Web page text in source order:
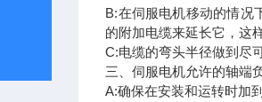
B:在伺服电机移动的情况
的附加电缆来延长它，这
C:电缆的弯头半径做到尽
三、伺服电机允许的轴端
A:确保在安装和运转时加